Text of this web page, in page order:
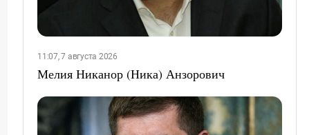
11:07, 7 августа 2026
Мелия Никанор (Ника) Анзорович